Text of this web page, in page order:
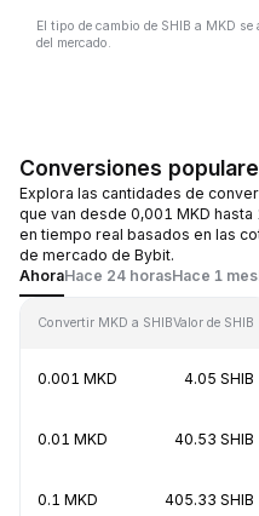
El tipo de cambio de SHIB a MKD
del mercado.
Conversiones
Explora las cantidades de
que van desde 0,001 MKD
en tiempo real basados en las
de mercado de Bybit.
AhoraHace 24 horasHace 1 mes
Convertir MKD a SHIBValor de SHIB
0.001 MKD 4.05 SHIB
0.01 MKD 40.53 SHIB
0.1 MKD 405.33 SHIB